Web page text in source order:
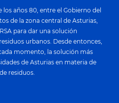
años 80, entre el Gobierno del
de la zona central de Asturias,
para dar una solución
urbanos. Desde entonces,
momento, la solución más
de Asturias en materia de
residuos.